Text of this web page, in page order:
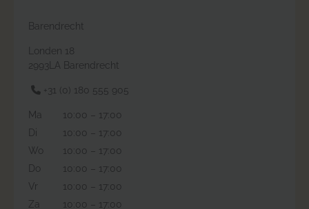
Barendrecht
Londen 18
2993LA Barendrecht
+31 (0) 180 555 905
Ma
10:00 – 17:00
Di
10:00 – 17:00
Wo
10:00 – 17:00
Do
10:00 – 17:00
Vr
10:00 – 17:00
Za
10:00 – 17:00